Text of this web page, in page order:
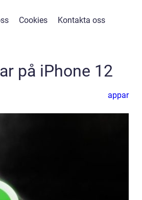
Cookies Kontakta oss
på iPhone 12
appar